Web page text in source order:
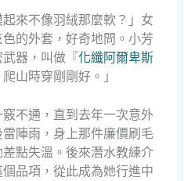
起來不像羽絨那麼軟？」女
的外套，好奇地問。小芳
器，叫做『化纖阿爾卑斯
山時穿剛剛好。」
不通，直到去年一次意外
陣雨，身上那件廉價刷毛
點失溫。後來潛水教練介
品項，從此成為她行進中